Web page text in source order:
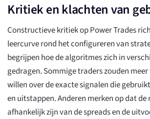
Kritiek en klachten van
Constructieve kritiek op Power Trades
leercurve rond het configureren van
begrijpen hoe de algoritmes zich in
gedragen. Sommige traders zouden
willen over de exacte signalen die
en uitstappen. Anderen merken op dat
afhankelijk zijn van de spreads en de